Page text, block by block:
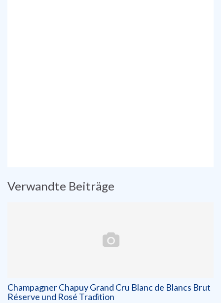
Verwandte Beiträge
Champagner Chapuy Grand Cru Blanc de Blancs Brut
Réserve und Rosé Tradition